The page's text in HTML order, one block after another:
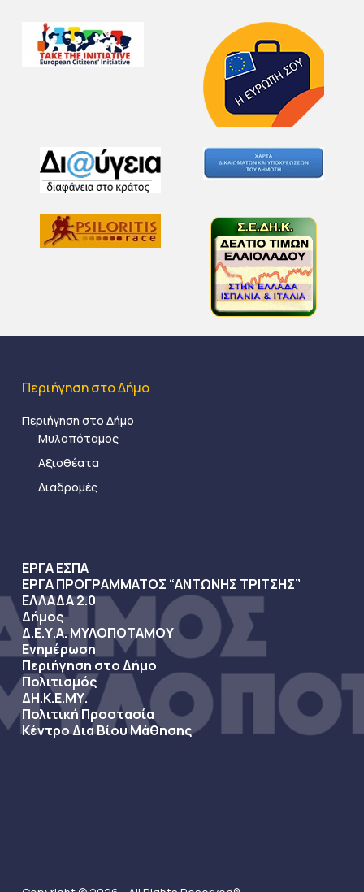
Περιήγηση στο Δήμο
Περιήγηση στο Δήμο
Μυλοπόταμος
Αξιοθέατα
Διαδρομές
ΕΡΓΑ ΕΣΠΑ
ΕΡΓΑ ΠΡΟΓΡΑΜΜΑΤΟΣ “ΑΝΤΩΝΗΣ ΤΡΙΤΣΗΣ”
ΕΛΛΑΔΑ 2.0
Δήμος
Δ.Ε.Υ.Α. ΜΥΛΟΠΟΤΑΜΟΥ
Ενημέρωση
Περιήγηση στο Δήμο
Πολιτισμός
ΔΗ.Κ.Ε.ΜΥ.
Πολιτική Προστασία
Κέντρο Δια Βίου Μάθησης